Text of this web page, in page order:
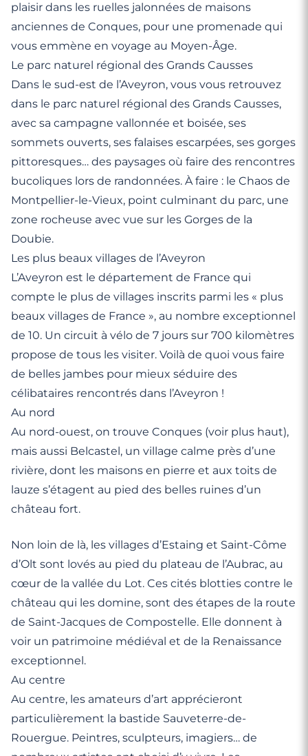
plaisir dans les ruelles jalonnées de maisons
anciennes de Conques, pour une promenade qui
vous emmène en voyage au Moyen-Âge.
Le parc naturel régional des Grands Causses
Dans le sud-est de l’Aveyron, vous vous retrouvez
dans le parc naturel régional des Grands Causses,
avec sa campagne vallonnée et boisée, ses
sommets ouverts, ses falaises escarpées, ses gorges
pittoresques… des paysages où faire des rencontres
bucoliques lors de randonnées. À faire : le Chaos de
Montpellier-le-Vieux, point culminant du parc, une
zone rocheuse avec vue sur les Gorges de la
Doubie.
Les plus beaux villages de l’Aveyron
L’Aveyron est le département de France qui
compte le plus de villages inscrits parmi les « plus
beaux villages de France », au nombre exceptionnel
de 10. Un circuit à vélo de 7 jours sur 700 kilomètres
propose de tous les visiter. Voilà de quoi vous faire
de belles jambes pour mieux séduire des
célibataires rencontrés dans l’Aveyron !
Au nord
Au nord-ouest, on trouve Conques (voir plus haut),
mais aussi Belcastel, un village calme près d’une
rivière, dont les maisons en pierre et aux toits de
lauze s’étagent au pied des belles ruines d’un
château fort.
Non loin de là, les villages d’Estaing et Saint-Côme
d’Olt sont lovés au pied du plateau de l’Aubrac, au
cœur de la vallée du Lot. Ces cités blotties contre le
château qui les domine, sont des étapes de la route
de Saint-Jacques de Compostelle. Elle donnent à
voir un patrimoine médiéval et de la Renaissance
exceptionnel.
Au centre
Au centre, les amateurs d’art apprécieront
particulièrement la bastide Sauveterre-de-
Rouergue. Peintres, sculpteurs, imagiers… de